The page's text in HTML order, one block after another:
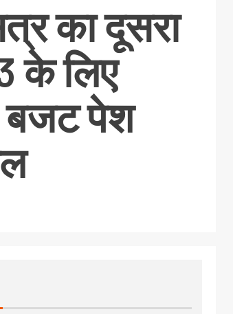
का दूसरा
के लिए
बजट पेश